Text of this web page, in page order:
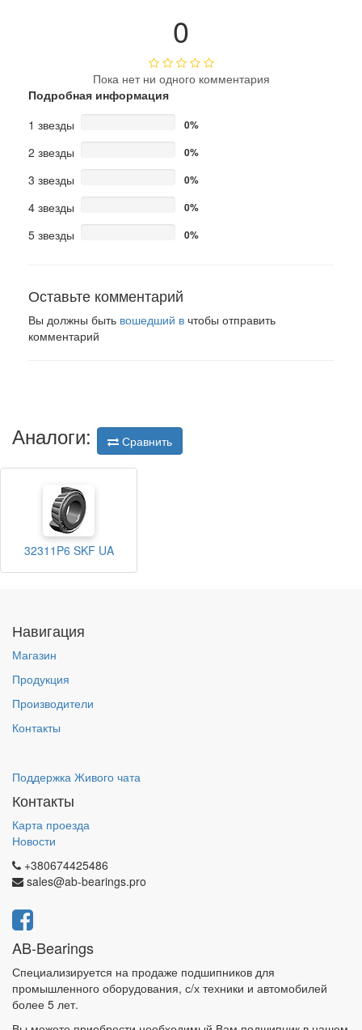
0
Пока нет ни одного комментария
Подробная информация
1 звезды
0%
2 звезды 0%
3 звезды 0%
4 звезды 0%
5 звезды 0%
Оставьте комментарий
Вы должны быть вошедший в чтобы отправить
комментарий
Аналоги: Сравнить
32311P6 SKF UA
Навигация
Магазин
Продукция
Производители
Контакты
Поддержка Живого чата
Контакты
Карта проезда
Новости
+380674425486
sales@ab-bearings.pro
AB-Bearings
Специализируется на продаже подшипников для
промышленного оборудования, с/х техники и автомобилей
более 5 лет.